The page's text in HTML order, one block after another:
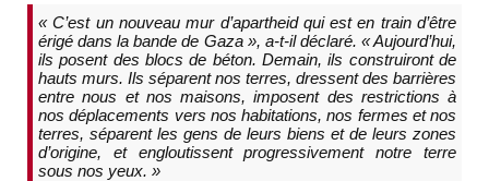
« C’est un nouveau mur d’apartheid qui est en train d’être
érigé dans la bande de Gaza », a-t-il déclaré. « Aujourd’hui,
ils posent des blocs de béton. Demain, ils construiront de
hauts murs. Ils séparent nos terres, dressent des barrières
entre nous et nos maisons, imposent des restrictions à
nos déplacements vers nos habitations, nos fermes et nos
terres, séparent les gens de leurs biens et de leurs zones
d’origine, et engloutissent progressivement notre terre
sous nos yeux. »